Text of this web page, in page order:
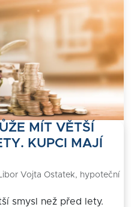
MÍT VĚTŠÍ
KUPCI MAJÍ
Libor Vojta Ostatek, hypoteční
smysl než před lety.